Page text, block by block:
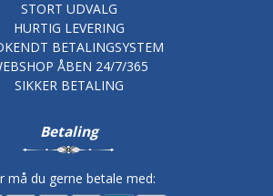
STORT UDVALG
HURTIG LEVERING
BETALINGSYSTEM
ÅBEN 24/7/365
SIKKER BETALING
Betaling
må du gerne betale med: